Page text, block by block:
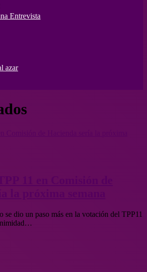
Entrevista
azar
se dio un paso más en la votación del TPP11